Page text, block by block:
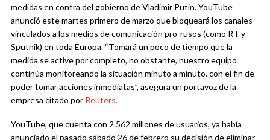
medidas en contra del gobierno de Vladimir Putin. YouTube
anunció este martes primero de marzo que bloqueará los canales
vinculados a los medios de comunicación pro-rusos (como RT y
Sputnik) en toda Europa. “Tomará un poco de tiempo que la
medida se active por completo, no obstante, nuestro equipo
continúa monitoreando la situación minuto a minuto, con el fin de
poder tomar acciones inmediatas”, asegura un portavoz de la
empresa citado por Reuters.
YouTube, que cuenta con 2.562 millones de usuarios, ya había
anunciado el pasado sábado 26 de febrero su decisión de eliminar